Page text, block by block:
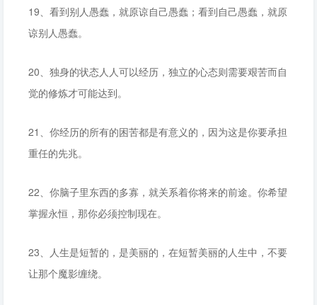
19、看到别人愚蠢，就原谅自己愚蠢；看到自己愚蠢，就原
谅别人愚蠢。
20、独身的状态人人可以经历，独立的心态则需要艰苦而自
觉的修炼才可能达到。
21、你经历的所有的困苦都是有意义的，因为这是你要承担
重任的先兆。
22、你脑子里东西的多寡，就关系着你将来的前途。你希望
掌握永恒，那你必须控制现在。
23、人生是短暂的，是美丽的，在短暂美丽的人生中，不要
让那个魔影缠绕。